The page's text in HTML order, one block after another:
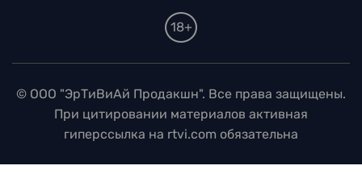
18+
© ООО "ЭрТиВиАй Продакшн". Все права защищены.
При цитировании материалов активная
гиперссылка на rtvi.com обязательна